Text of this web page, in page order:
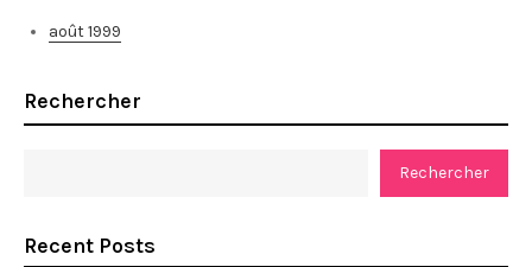
août 1999
Rechercher
Rechercher
Recent Posts